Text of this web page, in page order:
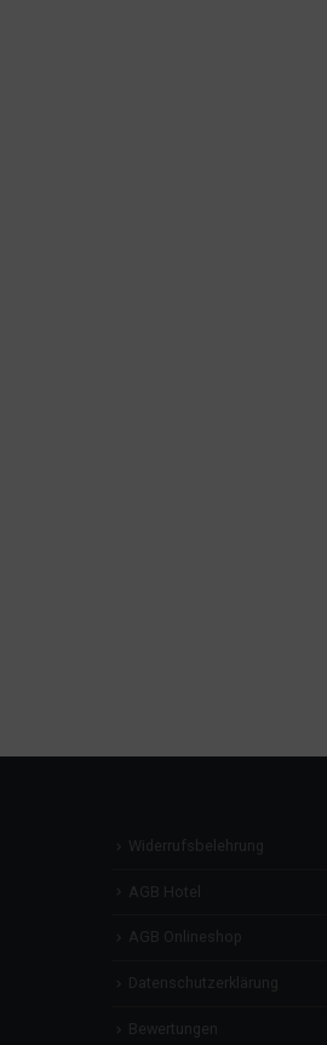
Widerrufsbelehrung
AGB Hotel
AGB Onlineshop
Datenschutzerklärung
Bewertungen